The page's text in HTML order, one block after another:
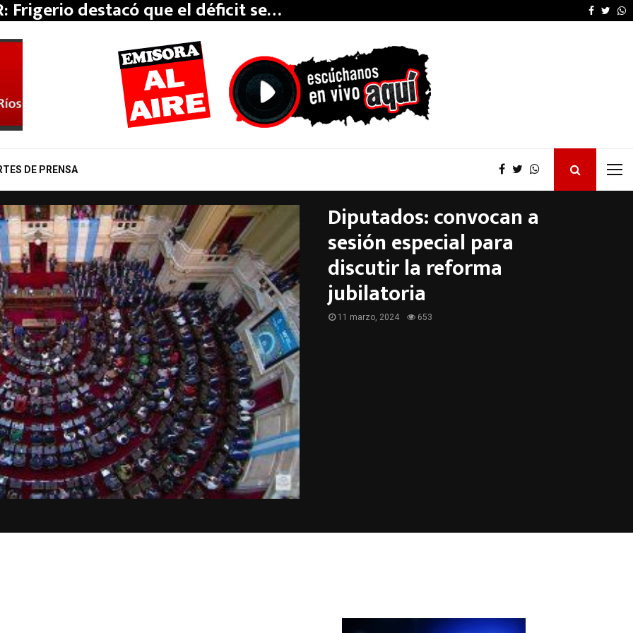
Frigerio destacó que el déficit se… La provincia
DE PRENSA
Diputados: convocan a
sesión especial para
discutir la reforma
jubilatoria
11 marzo, 2024 653